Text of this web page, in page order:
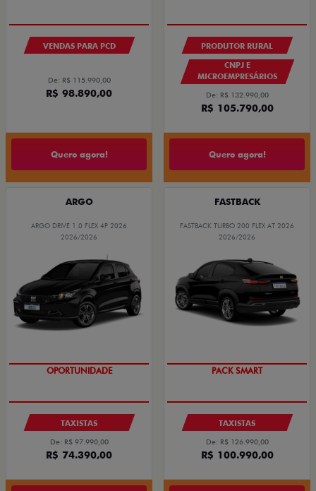
VENDAS PARA PCD
De: R$ 115.990,00
R$ 98.890,00
Quero agora!
PRODUTOR RURAL
CNPJ E
MICROEMPRESÁRIOS
De: R$ 132.990,00
R$ 105.790,00
Quero agora!
ARGO
ARGO DRIVE 1.0 FLEX 4P 2026
2026/2026
OPORTUNIDADE
TAXISTAS
De: R$ 97.990,00
R$ 74.390,00
FASTBACK
FASTBACK TURBO 200 FLEX AT 2026
2026/2026
PACK SMART
TAXISTAS
De: R$ 126.990,00
R$ 100.990,00